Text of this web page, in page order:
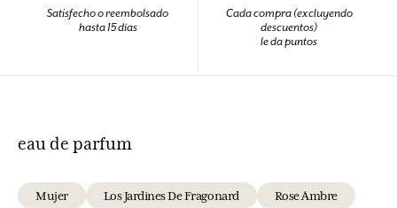
Satisfecho o reembolsado
hasta 15 días
Cada compra (excluyendo
descuentos)
le da puntos
eau de parfum
Mujer Los Jardines De Fragonard Rose Ambre